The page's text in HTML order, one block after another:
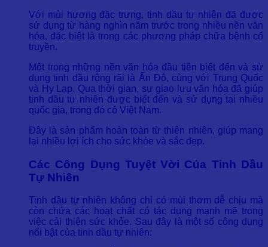
Với mùi hương đặc trưng, tinh dầu tự nhiên đã được
sử dụng từ hàng nghìn năm trước trong nhiều nền văn
hóa, đặc biệt là trong các phương pháp chữa bệnh cổ
truyền.
Một trong những nền văn hóa đầu tiên biết đến và sử
dụng tinh dầu rộng rãi là Ấn Độ, cùng với Trung Quốc
và Hy Lạp. Qua thời gian, sự giao lưu văn hóa đã giúp
tinh dầu tự nhiên được biết đến và sử dụng tại nhiều
quốc gia, trong đó có Việt Nam.
Đây là sản phẩm hoàn toàn từ thiên nhiên, giúp mang
lại nhiều lợi ích cho sức khỏe và sắc đẹp.
Các Công Dụng Tuyệt Vời Của Tinh Dầu
Tự Nhiên
Tinh dầu tự nhiên không chỉ có mùi thơm dễ chịu mà
còn chứa các hoạt chất có tác dụng mạnh mẽ trong
việc cải thiện sức khỏe. Sau đây là một số công dụng
nổi bật của tinh dầu tự nhiên: